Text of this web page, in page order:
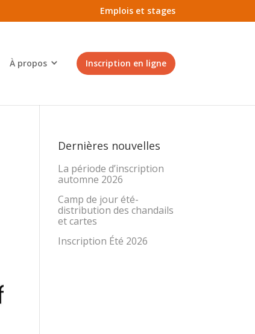
Emplois et stages
À propos Inscription en ligne
Dernières nouvelles
La période d’inscription
automne 2026
Camp de jour été-
distribution des chandails
et cartes
Inscription Été 2026